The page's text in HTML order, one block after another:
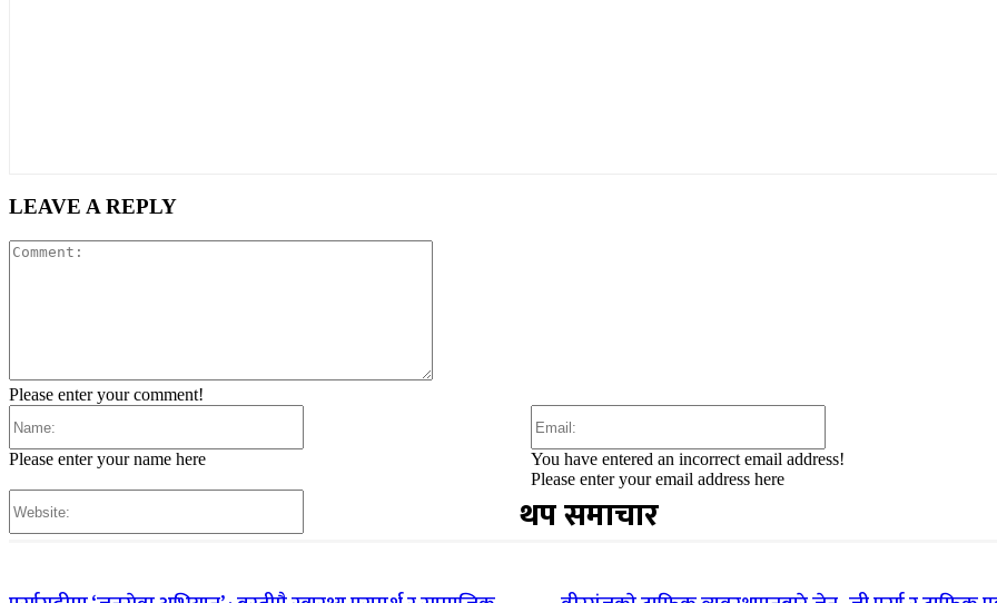
LEAVE A REPLY
Please enter your comment!
Please enter your name here
You have entered an incorrect email address!
Please enter your email address here
थप समाचार